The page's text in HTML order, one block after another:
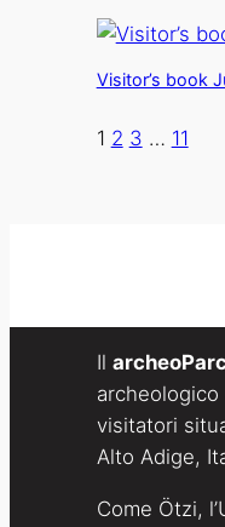
Visitor’s book
1 2 3 … 11
Il archeoParc
archeologico
visitatori
Alto Adige,
Come Ötzi,